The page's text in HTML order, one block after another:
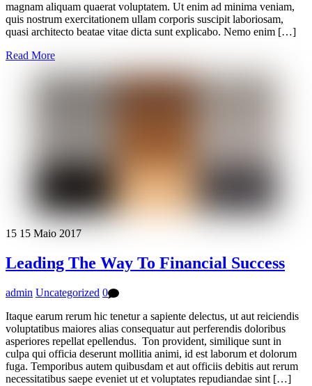
magnam aliquam quaerat voluptatem. Ut enim ad minima veniam,
quis nostrum exercitationem ullam corporis suscipit laboriosam,
quasi architecto beatae vitae dicta sunt explicabo. Nemo enim […]
Read More
15 15 Maio 2017
Leading The Way To Financial Success
admin Uncategorized 0
Itaque earum rerum hic tenetur a sapiente delectus, ut aut reiciendis
voluptatibus maiores alias consequatur aut perferendis doloribus
asperiores repellat epellendus. Ton provident, similique sunt in
culpa qui officia deserunt mollitia animi, id est laborum et dolorum
fuga. Temporibus autem quibusdam et aut officiis debitis aut rerum
necessitatibus saepe eveniet ut et voluptates repudiandae sint […]